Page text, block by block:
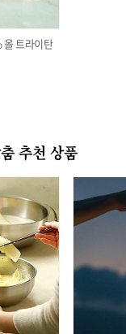
올 트라이탄
추천 상품